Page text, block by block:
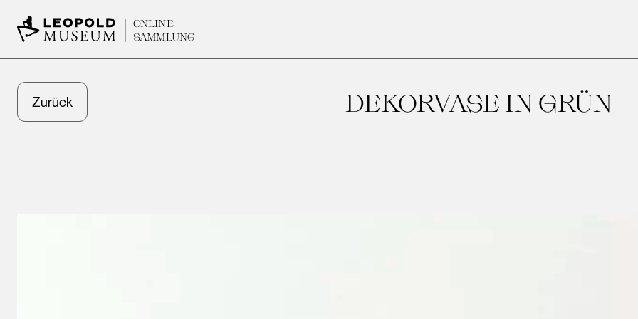
ONLINE
SAMMLUNG
Zurück DEKORVASE IN GRÜN